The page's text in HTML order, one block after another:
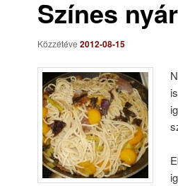
Színes
Közzétéve 2012-08-15